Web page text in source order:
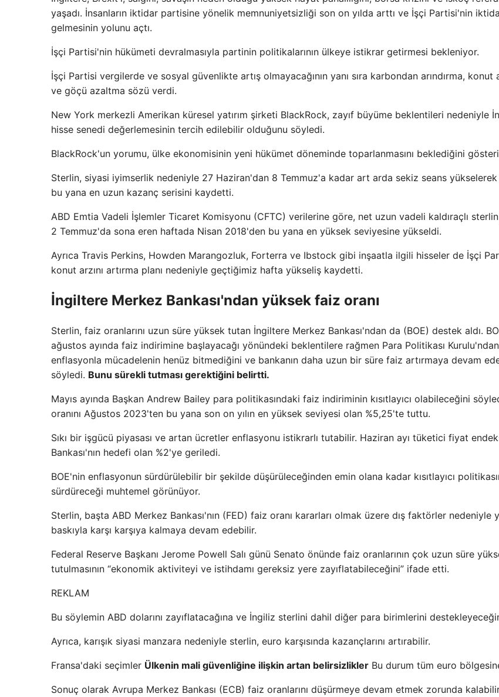
yaşadı. İnsanların iktidar partisine yönelik memnuniyetsizliği son on yılda arttı ve İşçi Partisi'nin
gelmesinin yolunu açtı.
İşçi Partisi'nin hükümeti devralmasıyla partinin politikalarının ülkeye istikrar getirmesi bekleniyor.
İşçi Partisi vergilerde ve sosyal güvenlikte artış olmayacağının yanı sıra karbondan arındırma, konut
ve göçü azaltma sözü verdi.
New York merkezli Amerikan küresel yatırım şirketi BlackRock, zayıf büyüme beklentileri nedeniyle
hisse senedi değerlemesinin tercih edilebilir olduğunu söyledi.
BlackRock'un yorumu, ülke ekonomisinin yeni hükümet döneminde toparlanmasını beklediğini
Sterlin, siyasi iyimserlik nedeniyle 27 Haziran'dan 8 Temmuz'a kadar art arda sekiz seans
bu yana en uzun kazanç serisini kaydetti.
ABD Emtia Vadeli İşlemler Ticaret Komisyonu (CFTC) verilerine göre, net uzun vadeli kaldıraçlı
2 Temmuz'da sona eren haftada Nisan 2018'den bu yana en yüksek seviyesine yükseldi.
Ayrıca Travis Perkins, Howden Marangozluk, Forterra ve Ibstock gibi inşaatla ilgili hisseler de İşçi
konut arzını artırma planı nedeniyle geçtiğimiz hafta yükseliş kaydetti.
İngiltere Merkez Bankası'ndan yüksek faiz oranı
Sterlin, faiz oranlarını uzun süre yüksek tutan İngiltere Merkez Bankası'ndan da (BOE) destek aldı.
ağustos ayında faiz indirimine başlayacağı yönündeki beklentilere rağmen Para Politikası
enflasyonla mücadelenin henüz bitmediğini ve bankanın daha uzun bir süre faiz artırmaya devam
söyledi. Bunu sürekli tutması gerektiğini belirtti.
Mayıs ayında Başkan Andrew Bailey para politikasındaki faiz indiriminin kısıtlayıcı olabileceğini
oranını Ağustos 2023'ten bu yana son on yılın en yüksek seviyesi olan %5,25'te tuttu.
Sıkı bir işgücü piyasası ve artan ücretler enflasyonu istikrarlı tutabilir. Haziran ayı tüketici fiyat
Bankası'nın hedefi olan %2'ye geriledi.
BOE'nin enflasyonun sürdürülebilir bir şekilde düşürüleceğinden emin olana kadar kısıtlayıcı
sürdüreceği muhtemel görünüyor.
Sterlin, başta ABD Merkez Bankası'nın (FED) faiz oranı kararları olmak üzere dış faktörler nedeniyle
baskıyla karşı karşıya kalmaya devam edebilir.
Federal Reserve Başkanı Jerome Powell Salı günü Senato önünde faiz oranlarının çok uzun süre
tutulmasının “ekonomik aktiviteyi ve istihdamı gereksiz yere zayıflatabileceğini” ifade etti.
REKLAM
Bu söylemin ABD dolarını zayıflatacağına ve İngiliz sterlini dahil diğer para birimlerini
Ayrıca, karışık siyasi manzara nedeniyle sterlin, euro karşısında kazançlarını artırabilir.
Fransa'daki seçimler Ülkenin mali güvenliğine ilişkin artan belirsizlikler Bu durum tüm euro
Sonuç olarak Avrupa Merkez Bankası (ECB) faiz oranlarını düşürmeye devam etmek zorunda